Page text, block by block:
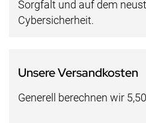
Sorgfalt und auf dem
Cybersicherheit.
Unsere Versandkosten
Generell berechnen wir